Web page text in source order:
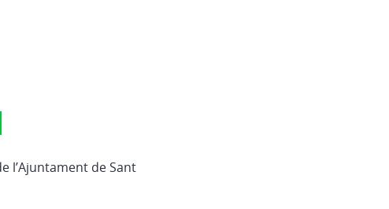
l’Ajuntament de Sant